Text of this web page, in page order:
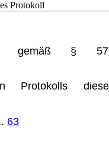
Protokoll
gemäß §
Protokolls
63